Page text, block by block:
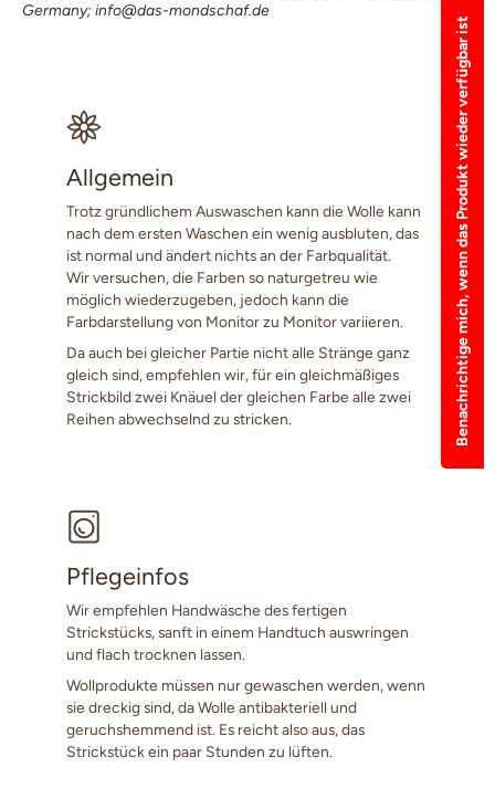
Germany; info@das-mondschaf.de
Allgemein
Trotz gründlichem Auswaschen kann die Wolle kann
nach dem ersten Waschen ein wenig ausbluten, das
ist normal und ändert nichts an der Farbqualität.
Wir versuchen, die Farben so naturgetreu wie
möglich wiederzugeben, jedoch kann die
Farbdarstellung von Monitor zu Monitor variieren.
Da auch bei gleicher Partie nicht alle Stränge ganz
gleich sind, empfehlen wir, für ein gleichmäßiges
Strickbild zwei Knäuel der gleichen Farbe alle zwei
Reihen abwechselnd zu stricken.
Pflegeinfos
Wir empfehlen Handwäsche des fertigen
Strickstücks, sanft in einem Handtuch auswringen
und flach trocknen lassen.
Wollprodukte müssen nur gewaschen werden, wenn
sie dreckig sind, da Wolle antibakteriell und
geruchshemmend ist. Es reicht also aus, das
Strickstück ein paar Stunden zu lüften.
Benachrichtige mich, wenn das Produkt wieder verfügbar ist